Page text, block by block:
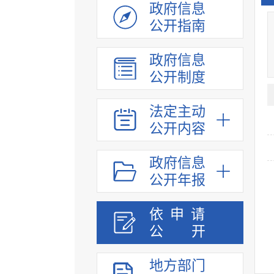
政府信息
公开指南
政府信息
公开制度
法定主动
公开内容
政府信息
公开年报
依申请
公
开
地方部门